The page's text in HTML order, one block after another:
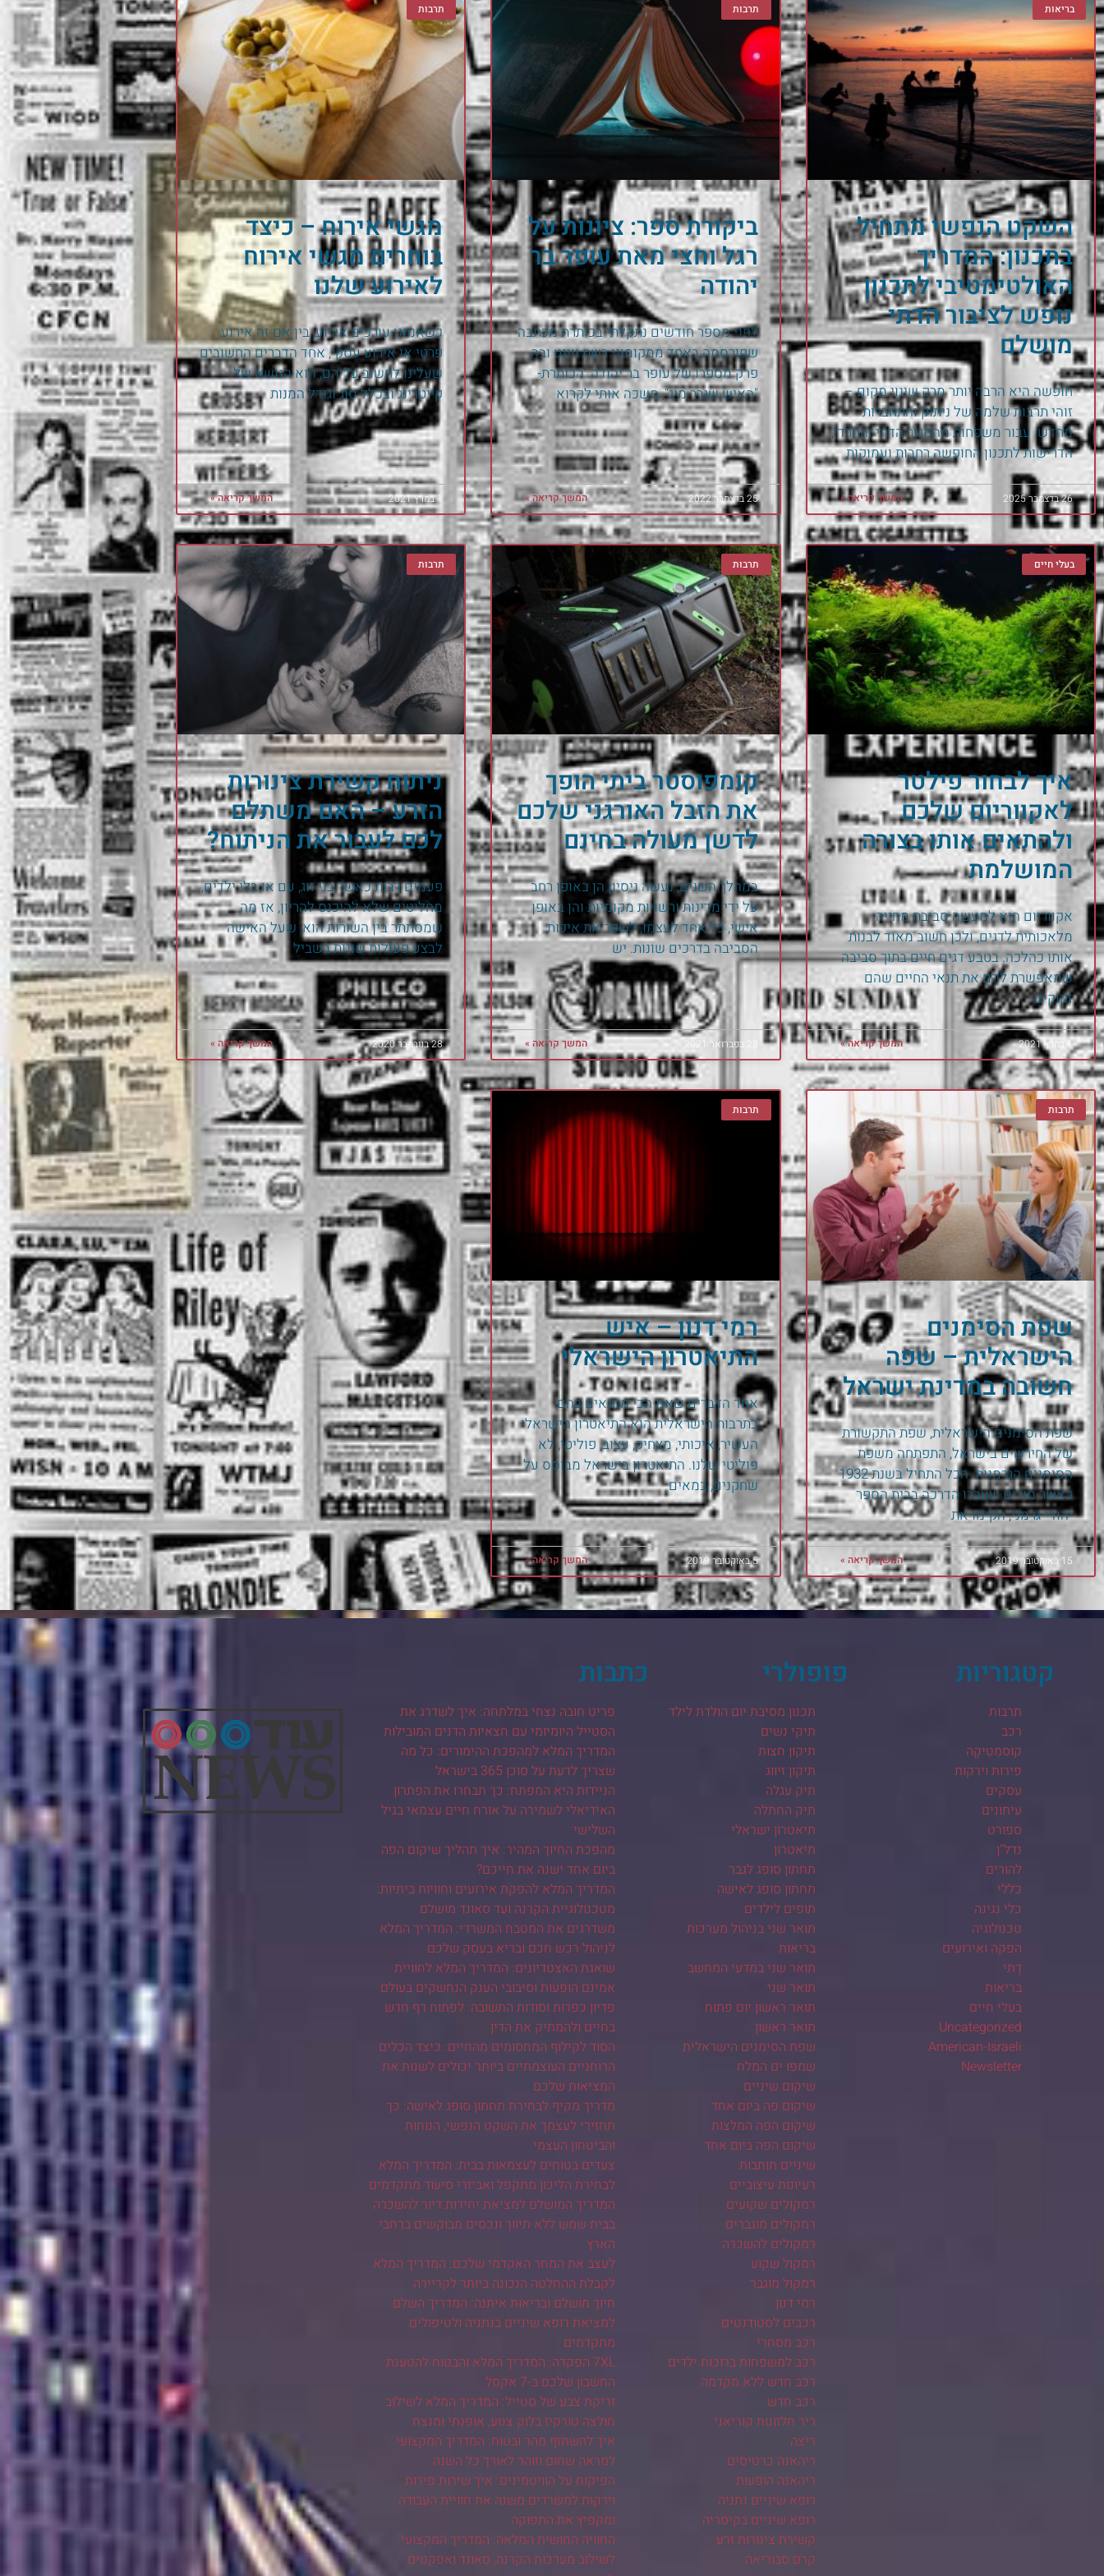
בריאות
השקט הנפשי מתחיל
בתכנון: המדריך
האולטימטיבי לתכנון
נופש לציבור הדתי
מושלם
חופשה היא הרבה יותר מרק שינוי מקום –
זוהי תרבות שלמה של ניתוק והתחברות
מחדש. עבור משפחות מהמגזר הדתי והחרדי,
הדרישות לתכנון החופשה רחבות ועמוקות
המשך קריאה » 26 בדצמבר 2025
תרבות
ביקורת ספר: ציונות על
רגל וחצי מאת עופר בר
יהודה
לפני מספר חודשים נתקלתי בכותרת מכתבה
שפורסמה באחד ממקומוני רשת ווינט ובה
פרק מספרו של עופר בר יהודה. הכותרת-
"האיש שגרר מיג", משכה אותי לקרוא
המשך קריאה » 25 בדצמבר 2022
תרבות
מגשי אירוח – כיצד
בוחרים מגשי אירוח
לאירוע שלנו
כשאנחנו עורכים אירוע, בין אם זה אירוע
פרטי או אירוע עסקי, אחד הדברים החשובים
שעלינו לחשוב עליהם, הוא הנושא של
קייטרינג ובכלל סוג וגודל המנות
המשך קריאה » 1 במרץ 2021
בעלי חיים
איך לבחור פילטר
לאקווריום שלכם
ולהתאים אותו בצורה
המושלמת
אקווריום הוא למעשה סביבת מחייה
מלאכותית לדגים, ולכן חשוב מאוד לבנות
אותו כהלכה. בטבע דגים חיים בתוך סביבה
שמאפשרת להם את תנאי החיים שהם
זקוקים
המשך קריאה » 1 במרץ 2021
תרבות
קומפוסטר ביתי הופך
את הזבל האורגני שלכם
לדשן מעולה בחינם
במהלך השנים, נעשה ניסיון הן באופן רחב
על ידי מדינות ורשויות מקומיות והן באופן
אישי, כל אחד לעצמו, לשפר את איכות
הסביבה בדרכים שונות. יש
המשך קריאה » 23 בפברואר 2021
תרבות
ניתוח קשירת צינורות
הזרע – האם משתלם
לכם לעבור את הניתוח?
פעמים רבות כאשר בני זוג, עם או בלי ילדים,
מחליטים שלא להיכנס להריון, אז מה
שמסתתר בין השורות הוא, שעל האישה
לבצע פעולות שונות בשביל
המשך קריאה » 28 בנובמבר 2020
תרבות
שפת הסימנים
הישראלית – שפה
חשובה במדינת ישראל
שפת הסימנים הישראלית, שפת התקשורת
של החירשים בישראל, התפתחה משפת
הסימנים הגרמנית. הכל התחיל בשנת 1932
כאשר מורים שעברו הדרכה בבית הספר
יהודי-גרמני, הקימו את
המשך קריאה » 15 באוקטובר 2019
תרבות
רמי דנון – איש
התיאטרון הישראלי
אחד הדברים שאנו הכי מתגאים בהם
בתרבות הישראלית הוא התיאטרון הישראלי
העשיר, איכותי, מצחיק, עצוב, פוליטי, לא
פוליטי שלנו. התיאטרון בישראל מבוסס על
שחקנים, במאים
המשך קריאה » 5 באוקטובר 2019
קטגוריות
תרבות
רכב
קוֹסמֵטִיקָה
פירות וירקות
עסקים
עיתונים
ספורט
נדל"ן
להורים
כללי
כלי נגינה
טכנולוגיה
הפקה ואירועים
דָתִי
בריאות
בעלי חיים
Uncategorized
American-Israeli
Newsletter
פופולרי
תכנון מסיבת יום הולדת לילד
תיקי נשים
תיקון חצות
תיקון זיווג
תיק עגלה
תיק החתלה
תיאטרון ישראלי
תיאטרון
תחתון סופג לגבר
תחתון סופג לאישה
תופים לילדים
תואר שני בניהול מערכות
בריאות
תואר שני במדעי המחשב
תואר שני
תואר ראשון יום פתוח
תואר ראשון
שפת הסימנים הישראלית
שמפו ים המלח
שיקום שיניים
שיקום פה ביום אחד
שיקום הפה המלצות
שיקום הפה ביום אחד
שיניים תותבות
רעיונות עיצוביים
רמקולים שקועים
רמקולים מוגברים
רמקולים להשכרה
רמקול שקוע
רמקול מוגבר
רמי דנון
רכבים לסטודנטים
רכב מסחרי
רכב למשפחות ברוכות ילדים
רכב חדש ללא מקדמה
רכב חדש
ריר חלזונות קוריאני
ריצה
ריהאנה כרטיסים
ריהאנה הופעות
רופא שיניים נתניה
רופא שיניים בקיסריה
קשירת צינורות זרע
קרם סבוריאה
כתבות
פריט חובה נצחי במלתחה: איך לשדרג את
הסטייל היומיומי עם חצאיות הדנים המובילות
המדריך המלא למהפכת ההימורים: כל מה
שצריך לדעת על סוכן 365 בישראל
הניידות היא המפתח: כך תבחרו את הפתרון
האידיאלי לשמירה על אורח חיים עצמאי בגיל
השלישי
מהפכת החיוך המהיר: איך תהליך שיקום הפה
ביום אחד ישנה את חייכם?
המדריך המלא להפקת אירועים וחוויות ביתיות:
מטכנולוגיית הקרנה ועד סאונד מושלם
משדרגים את המטבח המשרדי: המדריך המלא
לניהול רכש חכם ובריא בעסק שלכם
שואגת האצטדיונים: המדריך המלא לחוויית
אמינם הופעות וסיבובי הענק הנחשקים בעולם
פדיון כפרות וסודות התשובה: לפתוח דף חדש
בחיים ולהמתיק את הדין
הסוד לקילוף המחסומים מהחיים: כיצד הכלים
הרוחניים העוצמתיים ביותר יכולים לשנות את
המציאות שלכם
מדריך מקיף לבחירת תחתון סופג לאישה: כך
תחזירי לעצמך את השקט הנפשי, הנוחות
והביטחון העצמי
צעדים בטוחים לעצמאות בבית: המדריך המלא
לבחירת הליכון מתקפל ואביזרי סיעוד מתקדמים
המדריך המושלם למציאת יחידות דיור להשכרה
בבית שמש ללא תיווך ונכסים מבוקשים ברחבי
הארץ
לעצב את המחר האקדמי שלכם: המדריך המלא
לקבלת ההחלטה הנכונה ביותר לקריירה
חיוך מושלם ובריאות איתנה: המדריך השלם
למציאת רופא שיניים בנתניה ולטיפולים
מתקדמים
7XL הפקדה: המדריך המלא והבטוח להטענת
החשבון שלכם ב-7 אקסל
זריקת צבע של סטייל: המדריך המלא לשילוב
חולצה טורקיז בלוק צנוע, אופנתי ומנצח
איך להשתזף מהר ובטוח: המדריך המקצועי
למראה שחום וזוהר לאורך כל השנה
הפיקוח על הוויטמינים: איך שירות פירות
וירקות למשרדים משנה את חוויית העבודה
ומקפיץ את התפוקה
החוויה החושית המלאה: המדריך המקצועי
לשילוב מערכות הקרנה, סאונד ואפקטים